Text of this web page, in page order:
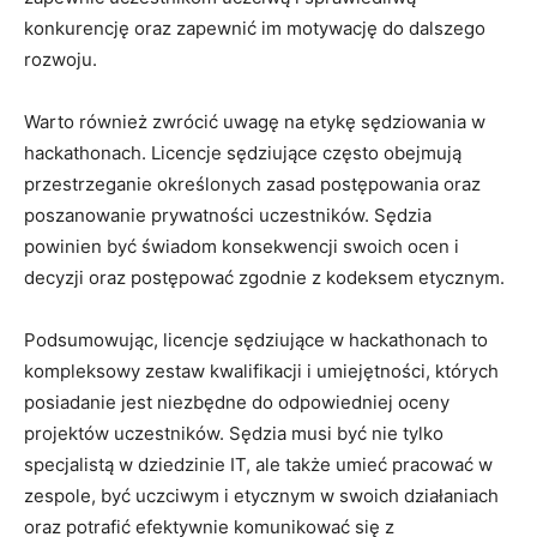
konkurencję oraz zapewnić im​ motywację do dalszego
rozwoju.
Warto również zwrócić uwagę na etykę sędziowania w
hackathonach. Licencje sędziujące często obejmują
przestrzeganie określonych‌ zasad ‌postępowania oraz⁣
poszanowanie prywatności uczestników. Sędzia
‍powinien⁣ być świadom konsekwencji swoich ocen i
decyzji‌ oraz ‍postępować ⁣zgodnie z kodeksem etycznym.
Podsumowując, ⁣licencje sędziujące w hackathonach to
kompleksowy zestaw kwalifikacji i umiejętności, których
posiadanie jest niezbędne do odpowiedniej oceny
projektów ⁤uczestników. Sędzia musi być nie tylko
specjalistą w dziedzinie IT, ale także umieć pracować w
zespole, ‌być uczciwym​ i etycznym w ‍swoich działaniach
oraz potrafić efektywnie komunikować się z